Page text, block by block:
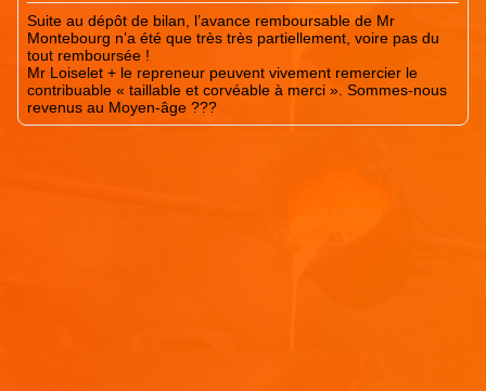
Suite au dépôt de bilan, l’avance remboursable de Mr
Montebourg n’a été que très très partiellement, voire pas du
tout remboursée !
Mr Loiselet + le repreneur peuvent vivement remercier le
contribuable « taillable et corvéable à merci ». Sommes-nous
revenus au Moyen-âge ???